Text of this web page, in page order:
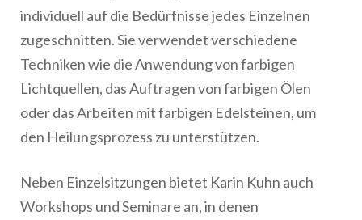
individuell auf die Bedürfnisse jedes Einzelnen
zugeschnitten. Sie verwendet verschiedene
Techniken wie die Anwendung von farbigen
Lichtquellen, das Auftragen von farbigen Ölen
oder das Arbeiten mit farbigen Edelsteinen, um
den Heilungsprozess zu unterstützen.
Neben Einzelsitzungen bietet Karin Kuhn auch
Workshops und Seminare an, in denen